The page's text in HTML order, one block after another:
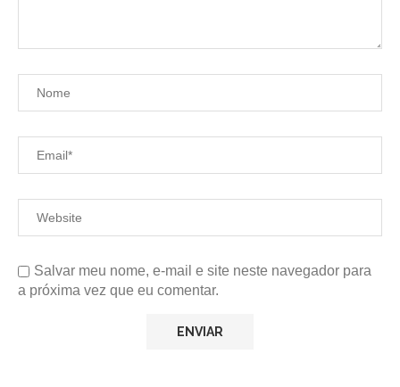
Salvar meu nome, e-mail e site neste navegador para
a próxima vez que eu comentar.